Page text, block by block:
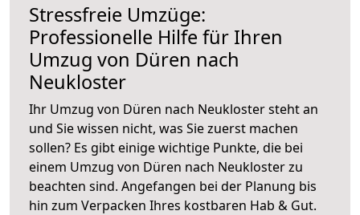
Stressfreie Umzüge:
Professionelle Hilfe für Ihren
Umzug von Düren nach
Neukloster
Ihr Umzug von Düren nach Neukloster steht an
und Sie wissen nicht, was Sie zuerst machen
sollen? Es gibt einige wichtige Punkte, die bei
einem Umzug von Düren nach Neukloster zu
beachten sind. Angefangen bei der Planung bis
hin zum Verpacken Ihres kostbaren Hab & Gut.